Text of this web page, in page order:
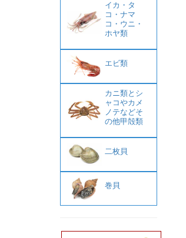
イカ・タ
コ・ナマ
コ・ウニ・
ホヤ類
エビ類
カニ類とシ
ャコやカメ
ノテなどそ
の他甲殻類
二枚貝
巻貝